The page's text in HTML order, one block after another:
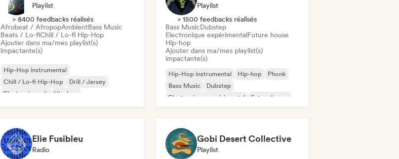
Playlist
> 8400 feedbacks réalisés
Afrobeat / AfropopAmbientBass Music
Beats / Lo-fiChill / Lo-fi Hip-Hop
Ajouter dans ma/mes playlist(s)
impactante(s)
Hip-Hop instrumental
Chill / Lo-fi Hip-Hop
Drill / Jersey
Electronic rock
Hip-hop
Playlist
> 1500 feedbacks réalisés
Bass MusicDubstep
Electronique expérimentalFuture house
Hip-hop
Ajouter dans ma/mes playlist(s)
impactante(s)
Hip-Hop instrumental Hip-hop
Phonk
Bass Music
Dubstep
Electronique expérimental
Future house
Elie Fusibleu
Radio
Gobi Desert Collective
Playlist